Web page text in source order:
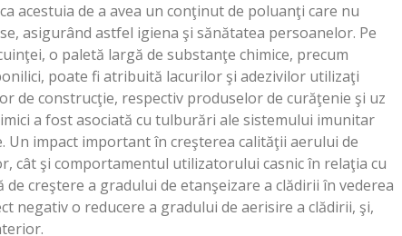
acestuia de a avea un conţinut de poluanţi care nu
asigurând astfel igiena şi sănătatea persoanelor. Pe
o paletă largă de substanţe chimice, precum
poate fi atribuită lacurilor şi adezivilor utilizaţi
de construcţie, respectiv produselor de curăţenie şi uz
a fost asociată cu tulburări ale sistemului imunitar
Un impact important în creşterea calităţii aerului de
cât şi comportamentul utilizatorului casnic în relaţia cu
creştere a gradului de etanşeizare a clădirii în vederea
negativ o reducere a gradului de aerisire a clădirii, şi,